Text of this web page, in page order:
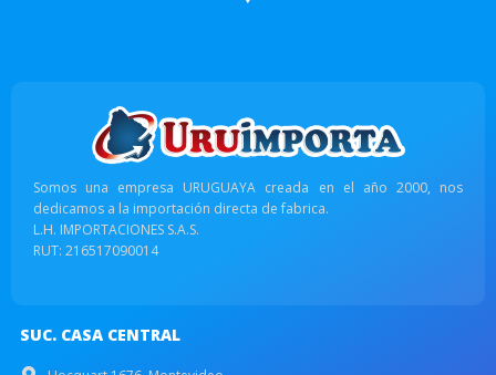
Somos una empresa URUGUAYA creada en el año 2000, nos
dedicamos a la importación directa de fabrica.
L.H. IMPORTACIONES S.A.S.
RUT: 216517090014
SUC. CASA CENTRAL